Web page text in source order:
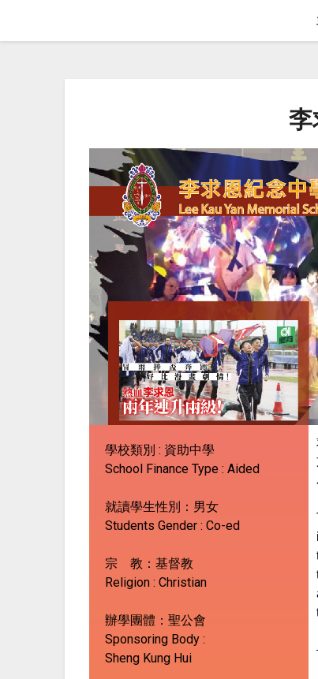
學校類別 : 資助中學
School Finance Type : Aided
就讀學生性別：男女
Students Gender : Co-ed
宗 教：基督教
Religion : Christian
辦學團體：聖公會
Sponsoring Body :
Sheng Kung Hui